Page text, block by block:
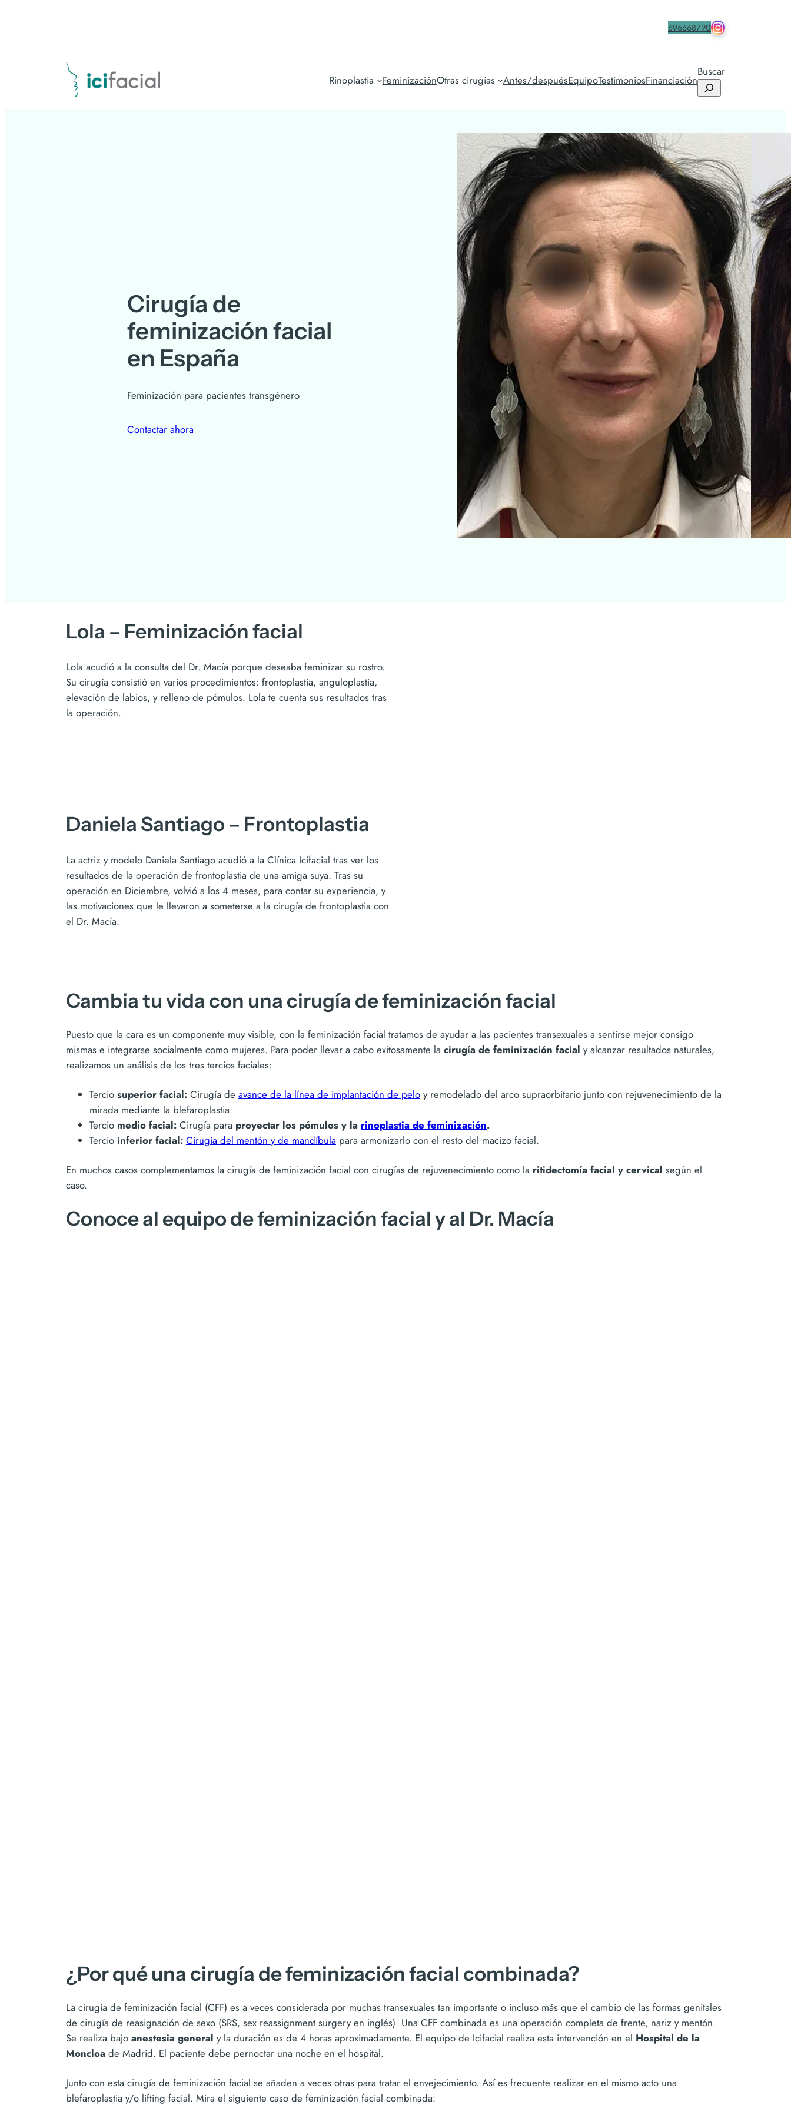
696668790
Rinoplastia FeminizaciónOtras cirugías Antes/despuésEquipoTestimoniosFinanciación
Buscar
Cirugía de
feminización facial
en España
Feminización para pacientes transgénero
Contactar ahora
Lola – Feminización facial
Lola acudió a la consulta del Dr. Macía porque deseaba feminizar su rostro.
Su cirugía consistió en varios procedimientos: frontoplastia, anguloplastia,
elevación de labios, y relleno de pómulos. Lola te cuenta sus resultados tras
la operación.
Daniela Santiago – Frontoplastia
La actriz y modelo Daniela Santiago acudió a la Clínica Icifacial tras ver los
resultados de la operación de frontoplastia de una amiga suya. Tras su
operación en Diciembre, volvió a los 4 meses, para contar su experiencia, y
las motivaciones que le llevaron a someterse a la cirugía de frontoplastia con
el Dr. Macía.
Cambia tu vida con una cirugía de feminización facial
Puesto que la cara es un componente muy visible, con la feminización facial tratamos de ayudar a las pacientes transexuales a sentirse mejor consigo
mismas e integrarse socialmente como mujeres. Para poder llevar a cabo exitosamente la cirugía de feminización facial y alcanzar resultados naturales,
realizamos un análisis de los tres tercios faciales:
Tercio superior facial: Cirugía de avance de la línea de implantación de pelo y remodelado del arco supraorbitario junto con rejuvenecimiento de la
mirada mediante la blefaroplastia.
Tercio medio facial: Cirugía para proyectar los pómulos y la rinoplastia de feminización.
Tercio inferior facial: Cirugía del mentón y de mandíbula para armonizarlo con el resto del macizo facial.
En muchos casos complementamos la cirugía de feminización facial con cirugías de rejuvenecimiento como la ritidectomía facial y cervical según el
caso.
Conoce al equipo de feminización facial y al Dr. Macía
¿Por qué una cirugía de feminización facial combinada?
La cirugía de feminización facial (CFF) es a veces considerada por muchas transexuales tan importante o incluso más que el cambio de las formas genitales
de cirugía de reasignación de sexo (SRS, sex reassignment surgery en inglés). Una CFF combinada es una operación completa de frente, nariz y mentón.
Se realiza bajo anestesia general y la duración es de 4 horas aproximadamente. El equipo de Icifacial realiza esta intervención en el Hospital de la
Moncloa de Madrid. El paciente debe pernoctar una noche en el hospital.
Junto con esta cirugía de feminización facial se añaden a veces otras para tratar el envejecimiento. Así es frecuente realizar en el mismo acto una
blefaroplastia y/o lifting facial. Mira el siguiente caso de feminización facial combinada: